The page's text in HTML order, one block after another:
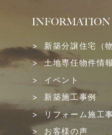
新築分譲住宅（
土地専任物件情報
イベント
新築施工事例
リフォーム施工
お客様の声